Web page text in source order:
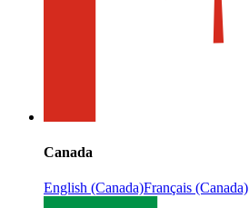
Canada
English (Canada)Français (Canada)